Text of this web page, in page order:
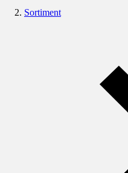
Sortiment